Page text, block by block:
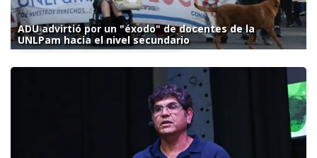
ADU advirtió por un "éxodo" de docentes de la
UNLPam hacia el nivel secundario